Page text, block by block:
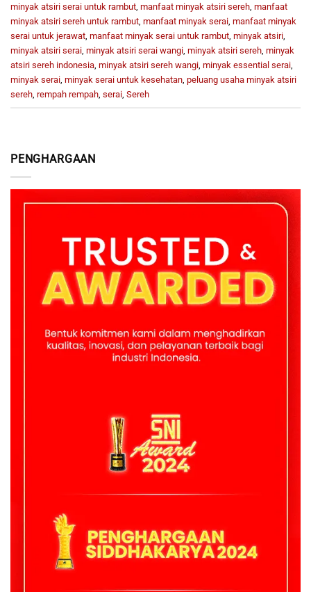
PENGHARGAAN
minyak atsiri serai untuk rambut manfaat minyak atsiri sereh manfaat
minyak atsiri sereh untuk rambut manfaat minyak serai manfaat minyak
serai untuk jerawat manfaat minyak serai untuk rambut minyak atsiri
minyak atsiri serai minyak atsiri serai wangi minyak atsiri sereh minyak
atsiri sereh indonesia minyak atsiri sereh wangi minyak essential serai
minyak serai minyak serai untuk kesehatan peluang usaha minyak atsiri
sereh rempah rempah serai Sereh